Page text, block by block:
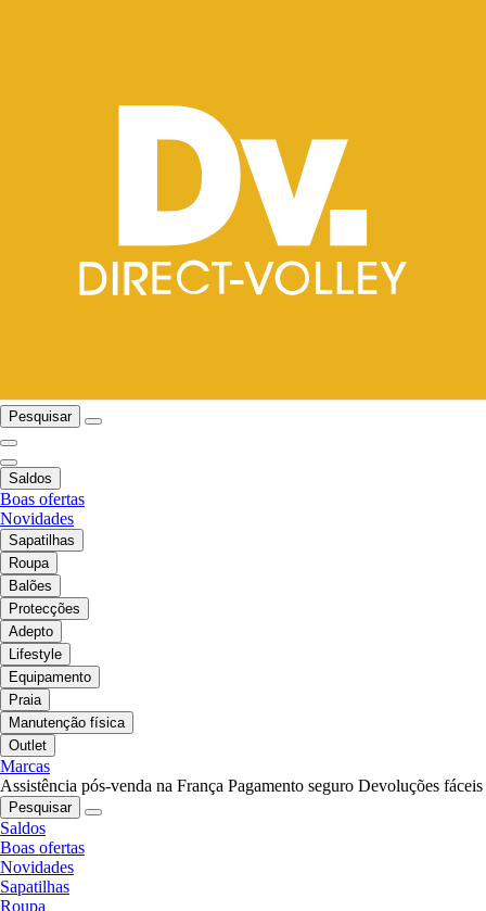
Pesquisar
Saldos
Boas ofertas
Novidades
Sapatilhas
Roupa
Balões
Protecções
Adepto
Lifestyle
Equipamento
Praia
Manutenção física
Outlet
Marcas
Assistência pós-venda na França Pagamento seguro Devoluções fáceis
Pesquisar
Saldos
Boas ofertas
Novidades
Sapatilhas
Roupa